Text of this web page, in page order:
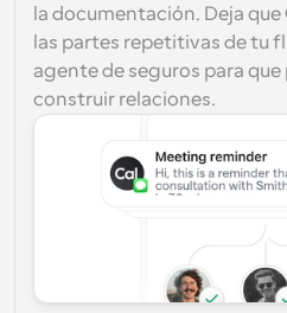
la documentación. Deja
las partes repetitivas de tu
agente de seguros para
construir relaciones.